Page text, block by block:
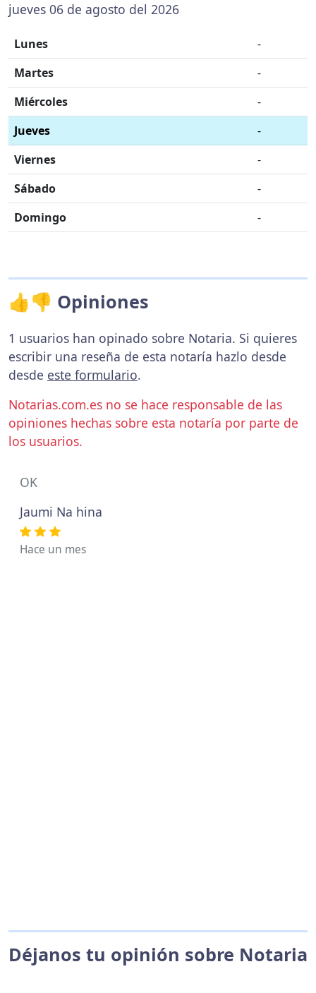
jueves 06 de agosto del 2026
Lunes
-
Martes
-
Miércoles
-
Jueves
-
Viernes
-
Sábado
-
Domingo
-
👍👎 Opiniones
1 usuarios han opinado sobre Notaria. Si quieres
escribir una reseña de esta notaría hazlo desde
desde este formulario.
Notarias.com.es no se hace responsable de las
opiniones hechas sobre esta notaría por parte de
los usuarios.
OK
Jaumi Na hina
Hace un mes
Déjanos tu opinión sobre Notaria